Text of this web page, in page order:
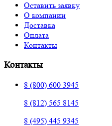
Оставить заявку
О компании
Доставка
Оплата
Контакты
Контакты
8 (800) 600 3945
8 (812) 565 8145
8 (495) 445 9345